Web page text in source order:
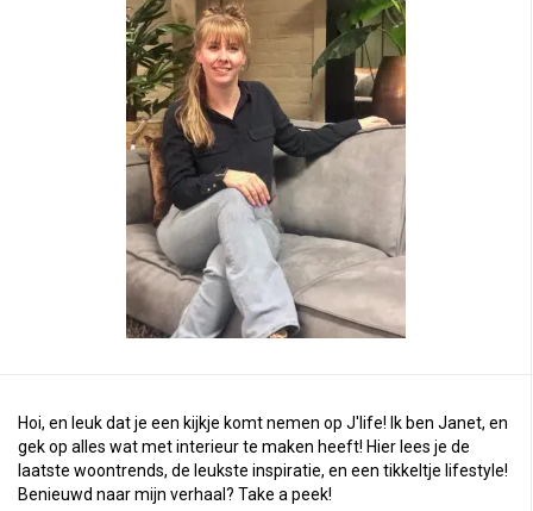
Hoi, en leuk dat je een kijkje komt nemen op J'life! Ik ben Janet, en
gek op alles wat met interieur te maken heeft! Hier lees je de
laatste woontrends, de leukste inspiratie, en een tikkeltje lifestyle!
Benieuwd naar mijn verhaal? Take a peek!